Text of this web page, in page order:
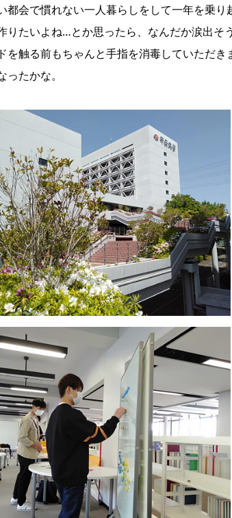
都会で慣れない一人暮らしをして一年を乗
りたいよね…とか思ったら、なんだか涙出そ
を触る前もちゃんと手指を消毒していただ
ったかな。